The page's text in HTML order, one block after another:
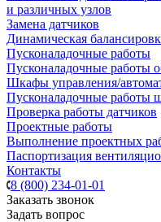
и различных узлов
Замена датчиков
Динамическая
Пусконаладочные работы
Пусконаладочные работы
Шкафы управления/
Пусконаладочные работы
Проверка работы датчиков
Проектные работы
Выполнение проектных
Паспортизация
Контакты
8 (800) 234-01-01
Заказать звонок
Задать вопрос